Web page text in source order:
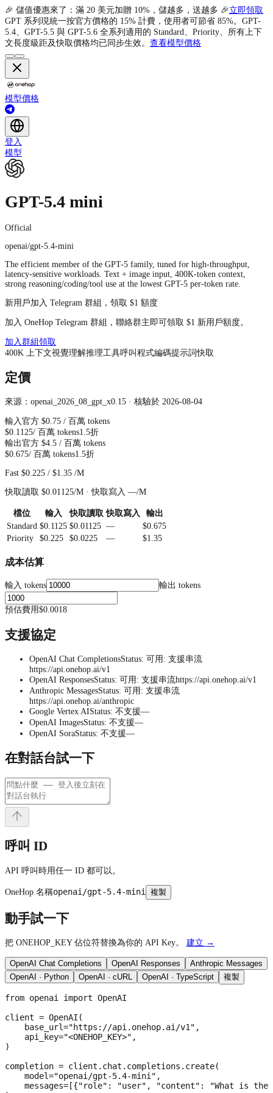
🎉 儲值優惠來了：滿 20 美元加贈 10%，儲越多，送越多 🎉立即領取
GPT 系列現統一按官方價格的 15% 計費，使用者可節省 85%。GPT-
5.4、GPT-5.5 與 GPT-5.6 全系列適用的 Standard、Priority、所有上下
文長度級距及快取價格均已同步生效。 查看模型價格
模型價格
登入
模型
GPT-5.4 mini
Official
openai/gpt-5.4-mini
The efficient member of the GPT-5 family, tuned for high-throughput,
latency-sensitive workloads. Text + image input, 400K-token context,
strong reasoning/coding/tool use at the lowest GPT-5 per-token rate.
新用戶加入 Telegram 群組，領取 $1 額度
加入 OneHop Telegram 群組，聯絡群主即可領取 $1 新用戶額度。
加入群組領取
400K 上下文視覺理解推理工具呼叫 程式編碼提示詞快取
定價
來源：openai_2026_08_gpt_x0.15 · 核驗於 2026-08-04
輸入官方 $0.75 / 百萬 tokens
$0.1125/ 百萬 tokens1.5折
輸出官方 $4.5 / 百萬 tokens
$0.675/ 百萬 tokens1.5折
Fast $0.225 / $1.35 /M
快取讀取 $0.01125/M ·快取寫入 —/M
檔位 輸入 快取讀取 快取寫入
輸出
Standard $0.1125 $0.01125 —
$0.675
Priority
$0.225 $0.0225 — $1.35
成本估算
輸入 tokens 輸出 tokens
預估費用$0.0018
支援協定
OpenAI Chat CompletionsStatus: 可用 : 支援串流
https://api.onehop.ai/v1
OpenAI ResponsesStatus: 可用 : 支援串流https://api.onehop.ai/v1
Anthropic MessagesStatus: 可用 : 支援串流
https://api.onehop.ai/anthropic
Google Vertex AIStatus: 不支援—
OpenAI ImagesStatus: 不支援—
OpenAI SoraStatus: 不支援—
在對話台試一下
呼叫 ID
API 呼叫時用任一 ID 都可以。
OneHop 名稱openai/gpt-5.4-mini 複製
動手試一下
把 ONEHOP_KEY 佔位符替換為你的 API Key。 建立 →
OpenAI Chat Completions OpenAI Responses
Anthropic Messages
OpenAI · Python
OpenAI · cURL OpenAI · TypeScript 複製
from openai import OpenAI
client = OpenAI(
    base_url="https://api.onehop.ai/v1",
    api_key="<ONEHOP_KEY>",
)
completion = client.chat.completions.create(
    model="openai/gpt-5.4-mini",
messages=[{"role": "user", "content": "What is the